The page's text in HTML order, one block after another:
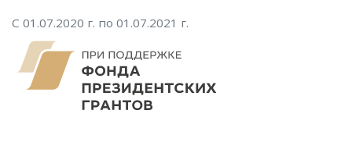
С 01.07.2020 г. по 01.07.2021 г.